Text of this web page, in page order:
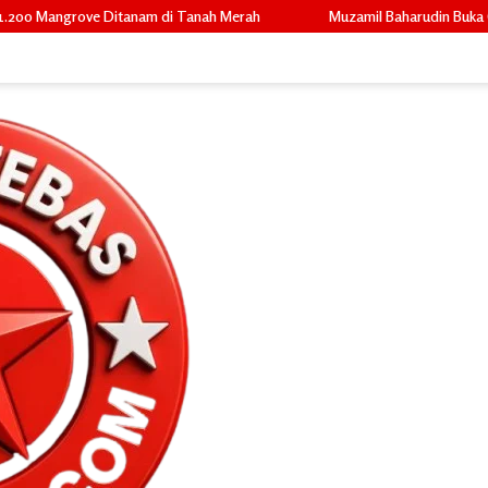
Merah Muzamil Baharudin Buka Grand Final Bujang Dara